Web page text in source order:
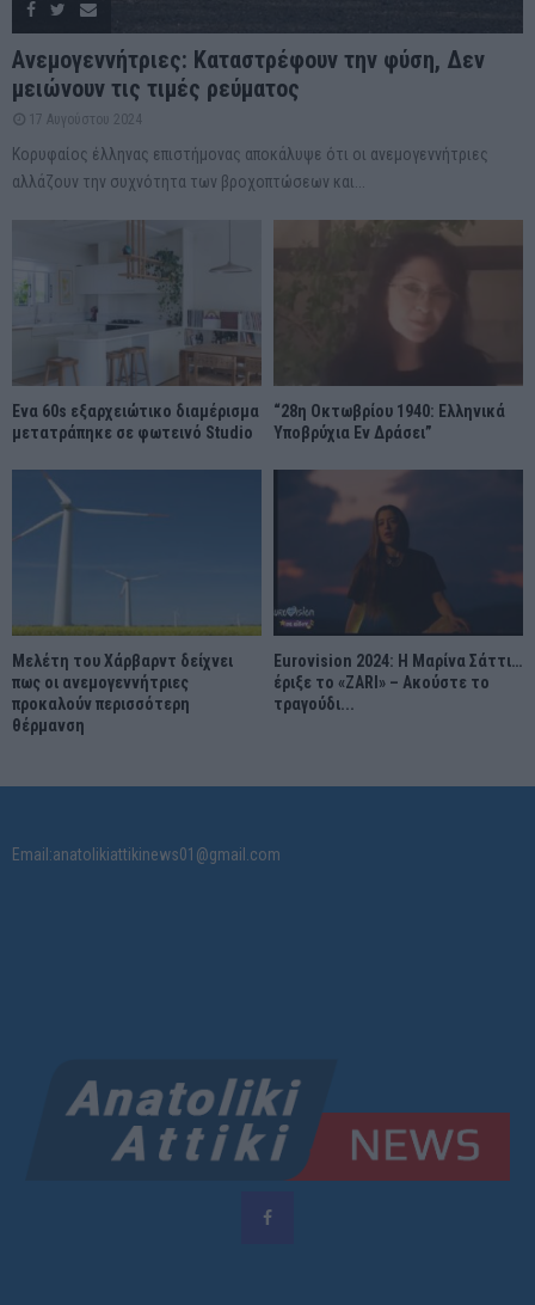
Ανεμογεννήτριες: Καταστρέφουν την φύση, Δεν
μειώνουν τις τιμές ρεύματος
17 Αυγούστου 2024
Κορυφαίος έλληνας επιστήμονας αποκάλυψε ότι οι ανεμογεννήτριες
αλλάζουν την συχνότητα των βροχοπτώσεων και...
Ένα 60s εξαρχειώτικο διαμέρισμα
μετατράπηκε σε φωτεινό Studio
“28η Οκτωβρίου 1940: Ελληνικά
Υποβρύχια Εν Δράσει”
Μελέτη του Χάρβαρντ δείχνει
πως οι ανεμογεννήτριες
προκαλούν περισσότερη
θέρμανση
Eurovision 2024: Η Μαρίνα Σάττι…
έριξε το «ZARI» – Ακούστε το
τραγούδι...
Email:anatolikiattikinews01@gmail.com